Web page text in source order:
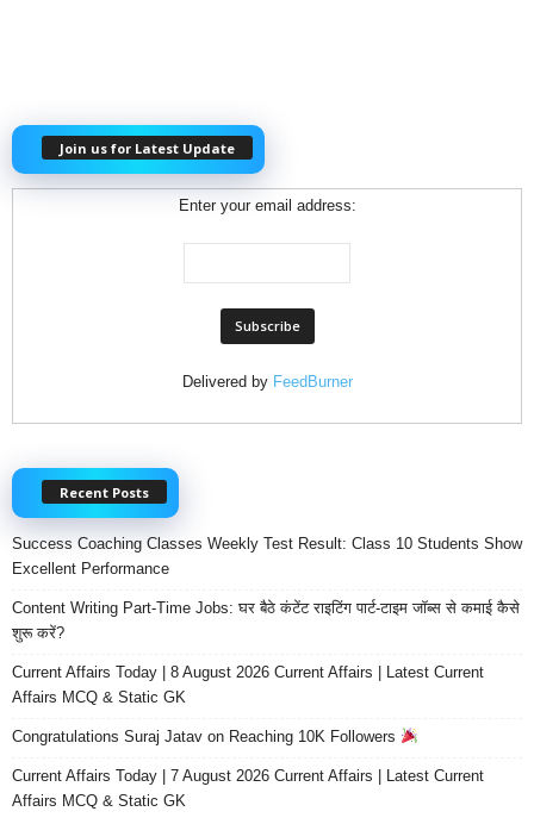
Join us for Latest Update
Enter your email address:
Delivered by FeedBurner
Recent Posts
Success Coaching Classes Weekly Test Result: Class 10 Students Show
Excellent Performance
Content Writing Part-Time Jobs: घर बैठे कंटेंट राइटिंग पार्ट-टाइम जॉब्स से कमाई कैसे
शुरू करें?
Current Affairs Today | 8 August 2026 Current Affairs | Latest Current
Affairs MCQ & Static GK
Congratulations Suraj Jatav on Reaching 10K Followers
Current Affairs Today | 7 August 2026 Current Affairs | Latest Current
Affairs MCQ & Static GK